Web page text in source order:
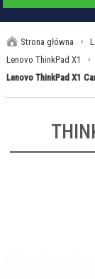
Strona główna ›
Lenovo ThinkPad X1 ›
Lenovo ThinkPad X1